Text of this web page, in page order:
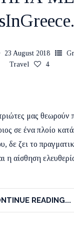
23 August 2018
Travel
4
μας θεωρούν
σε ένα πλοίο
δε ζει το
η αίσθηση
READING...